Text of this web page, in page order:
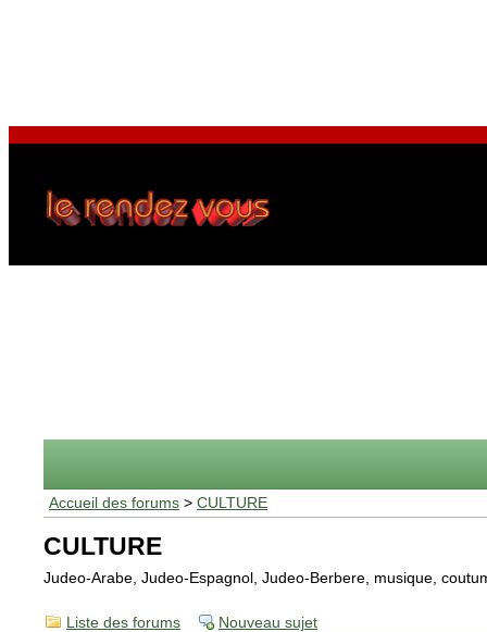
Accueil des forums > CULTURE
CULTURE
Judeo-Arabe, Judeo-Espagnol, Judeo-Berbere, musique,
Liste des forums
Nouveau sujet